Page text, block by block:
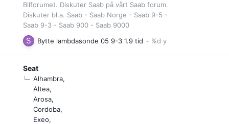
Bilforumet. Diskuter Saab på vårt Saab forum.
Diskuter bl.a. Saab - Saab Norge - Saab 9-5 -
Saab 9-3 - Saab 900 - Saab 9000
Bytte lambdasonde 05 9-3 1.9 tid
Seat
Alhambra
Altea
Arosa
Cordoba
Exeo